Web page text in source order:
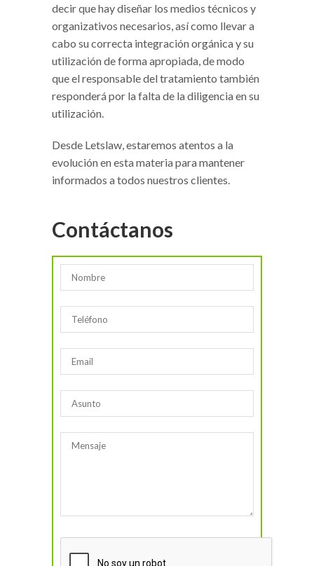
decir que hay diseñar los medios técnicos y
organizativos necesarios, así como llevar a
cabo su correcta integración orgánica y su
utilización de forma apropiada, de modo
que el responsable del tratamiento también
responderá por la falta de la diligencia en su
utilización.
Desde Letslaw, estaremos atentos a la
evolución en esta materia para mantener
informados a todos nuestros clientes.
Contáctanos